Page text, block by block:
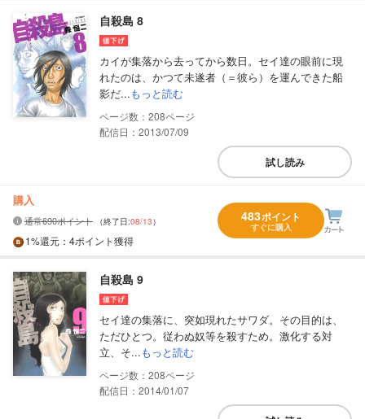
自殺島 8
カイが集落から去ってから数日。セイ達の眼前に現
れたのは、かつて未遂者（＝彼ら）を運んできた船
影だ...もっと読む
208
配信日：2013/07/09
試し読み
購入
通常690ポイント （終了日:08/13）
1%還元 ：4ポイント獲得
483ポイント
すぐに購入
自殺島 9
セイ達の集落に、突如現れたサワダ。その目的は、
ただひとつ。従わぬ奴等を殺すため。激化する対
立、そ...もっと読む
208
配信日：2014/01/07